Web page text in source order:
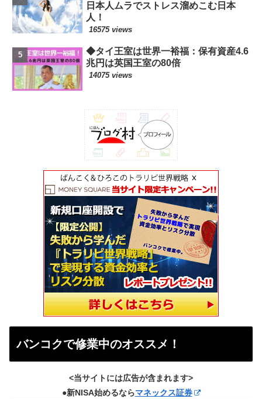
日本人ムラでストレス溜めこむ日本
人！
16575 views
◆タイ王室は世界一裕福：保有資産4.6
兆円は英国王室の80倍
14075 views
バンコクで修業中のオススメ！
<当サイトには広告が含まれます>
●新NISA始めるならマネックス証券